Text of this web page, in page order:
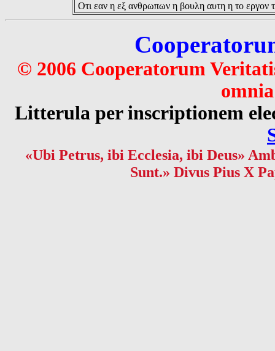
Οτι εαν η εξ ανθρωπων η βουλη αυτη η το εργον
© 2006 Cooperatorum
Litterula per inscriptionem
«Ubi Petrus, ibi Ecclesia, ibi Deus»
Sunt.» Divus Pius X